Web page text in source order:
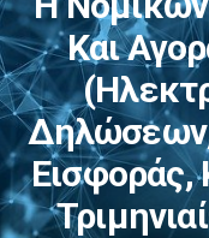
Και
Δηλώσεων,
Εισφοράς,